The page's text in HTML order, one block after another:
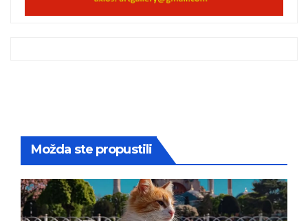
Možda ste propustili